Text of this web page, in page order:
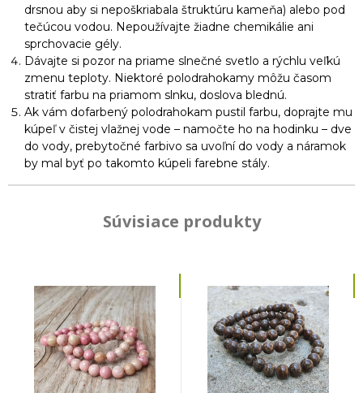
drsnou aby si nepoškriabala štruktúru kameňa) alebo pod
tečúcou vodou. Nepoužívajte žiadne chemikálie ani
sprchovacie gély.
Dávajte si pozor na priame slnečné svetlo a rýchlu veľkú
zmenu teploty. Niektoré polodrahokamy môžu časom
stratiť farbu na priamom slnku, doslova blednú.
Ak vám dofarbený polodrahokam pustil farbu, doprajte mu
kúpeľ v čistej vlažnej vode – namočte ho na hodinku – dve
do vody, prebytočné farbivo sa uvoľní do vody a náramok
by mal byť po takomto kúpeli farebne stály.
Súvisiace produkty